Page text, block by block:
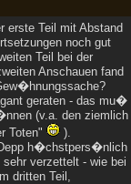
erste Teil mit Abstand
noch gut
Teil bei der
Anschauen fand
geraten - das mu�
(v.a. den ziemlich
Toten"
).
h�chstpers�nlich
verzettelt - wie bei
dritten Teil,